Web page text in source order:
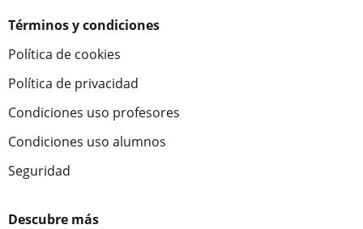
Términos y condiciones
Política de cookies
Política de privacidad
Condiciones uso profesores
Condiciones uso alumnos
Seguridad
Descubre más